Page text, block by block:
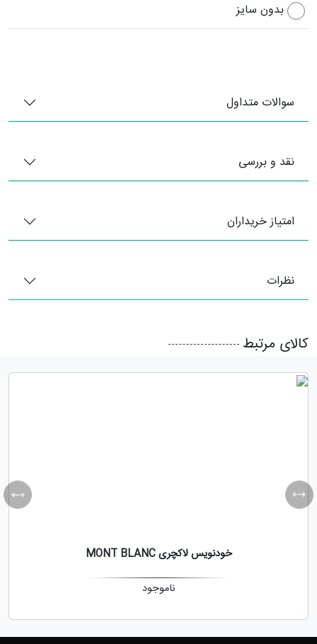
بدون سایز
سوالات متداول
نقد و بررسی
امتیاز خریداران
نظرات
کالای مرتبط
خودنویس لاکچری MONT BLANC
ناموجود